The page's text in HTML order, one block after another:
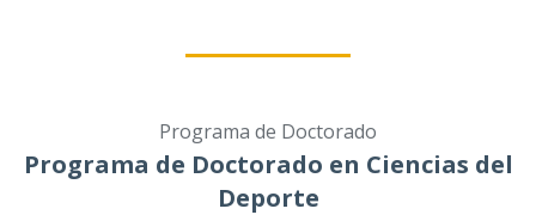
Programa de Doctorado
Programa de Doctorado en Ciencias del
Deporte